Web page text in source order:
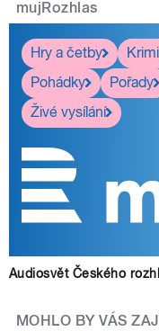
mujRozhlas
Hry a četby
Krimi
Pohádky
Pořady
Živé vysílání
Audiosvět Českého
MOHLO BY VÁS